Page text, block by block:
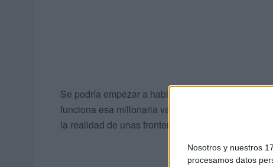
Nosotros y nuestros
procesamos datos
Se podría empezar a hablar de inmigración de
funciona esa millonaria valla que parece un
la realidad de unas fronteras que están en